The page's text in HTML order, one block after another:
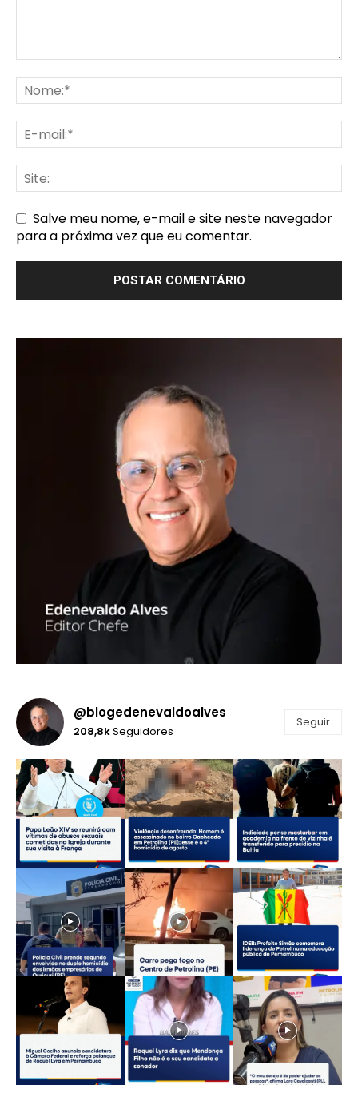
Salve meu nome, e-mail e site neste navegador
para a próxima vez que eu comentar.
@blogedenevaldoalves
208,8kSeguidores
Seguir